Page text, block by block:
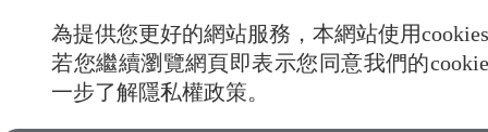
為提供您更好的網站服務，本網站使用
若您繼續瀏覽網頁即表示您同意我們的
一步了解隱私權政策。